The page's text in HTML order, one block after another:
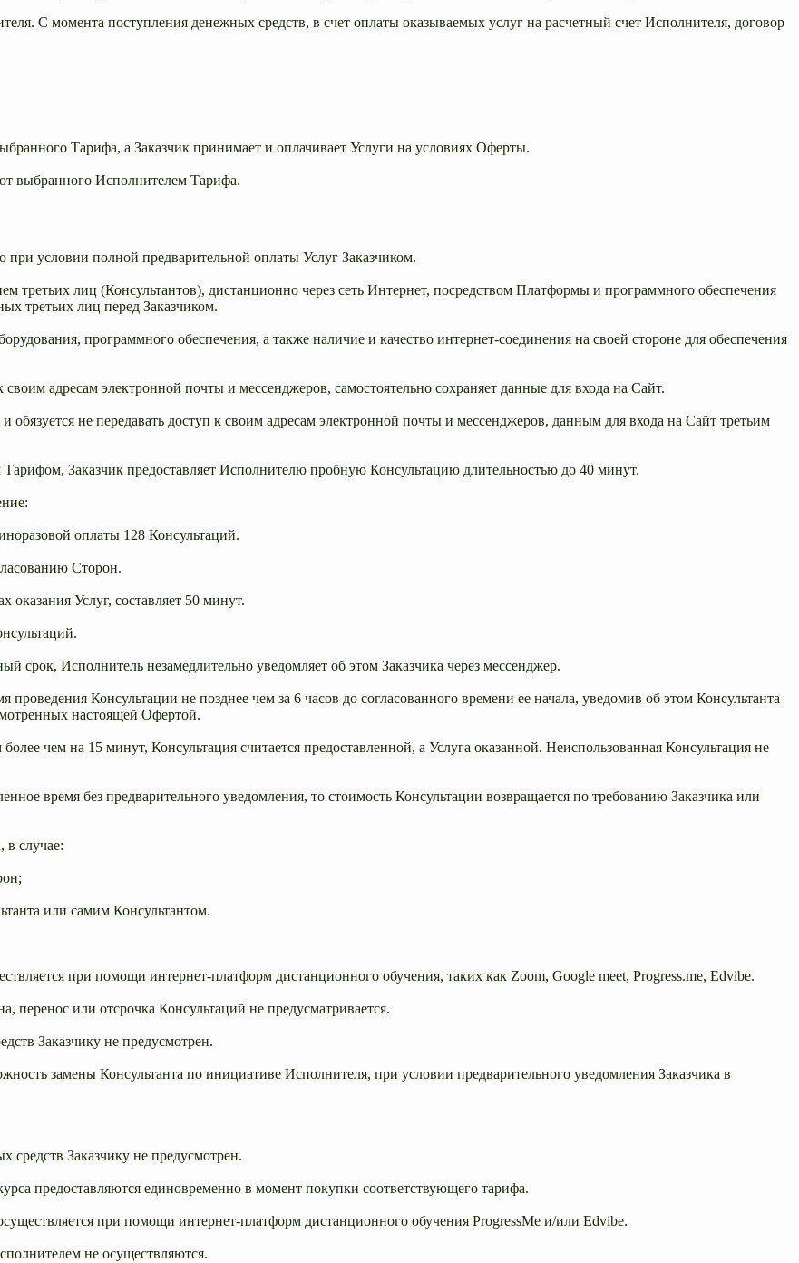
С момента поступления денежных средств, в счет оплаты оказываемых услуг на расчетный счет Исполнителя, договор
Тарифа, а Заказчик принимает и оплачивает Услуги на условиях Оферты.
выбранного Исполнителем Тарифа.
условии полной предварительной оплаты Услуг Заказчиком.
третьих лиц (Консультантов), дистанционно через сеть Интернет, посредством Платформы и программного обеспечения
третьих лиц перед Заказчиком.
программного обеспечения, а также наличие и качество интернет-соединения на своей стороне для обеспечения
своим адресам электронной почты и мессенджеров, самостоятельно сохраняет данные для входа на Сайт.
обязуется не передавать доступ к своим адресам электронной почты и мессенджеров, данным для входа на Сайт третьим
Заказчик предоставляет Исполнителю пробную Консультацию длительностью до 40 минут.
оплаты 128 Консультаций.
Сторон.
оказания Услуг, составляет 50 минут.
срок, Исполнитель незамедлительно уведомляет об этом Заказчика через мессенджер.
Консультации не позднее чем за 6 часов до согласованного времени ее начала, уведомив об этом Консультанта
настоящей Офертой.
чем на 15 минут, Консультация считается предоставленной, а Услуга оказанной. Неиспользованная Консультация не
время без предварительного уведомления, то стоимость Консультации возвращается по требованию Заказчика или
в случае:
или самим Консультантом.
при помощи интернет-платформ дистанционного обучения, таких как Zoom, Google meet, Progress.me, Edvibe.
перенос или отсрочка Консультаций не предусматривается.
Заказчику не предусмотрен.
замены Консультанта по инициативе Исполнителя, при условии предварительного уведомления Заказчика в
средств Заказчику не предусмотрен.
предоставляются единовременно в момент покупки соответствующего тарифа.
при помощи интернет-платформ дистанционного обучения ProgressMe и/или Edvibe.
не осуществляются.